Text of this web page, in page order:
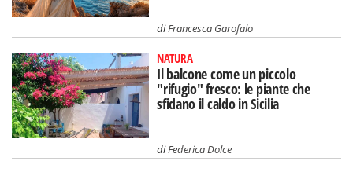
diFrancesca Garofalo
NATURA
Il balcone come un piccolo
"rifugio" fresco: le piante che
sfidano il caldo in Sicilia
diFederica Dolce